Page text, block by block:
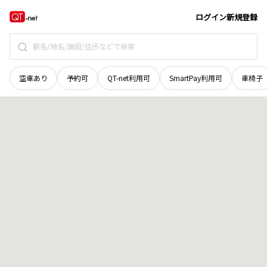
ログイン新規登録
空車あり 予約可 QT-net利用可 SmartPay利用可 車椅子
島根県